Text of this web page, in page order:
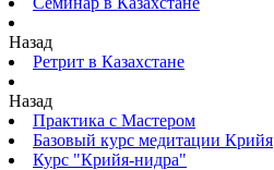
Назад
Ретрит в Казахстане
Назад
Практика с Мастером
Базовый курс медитации Крийя
Курс "Крийя-нидра"